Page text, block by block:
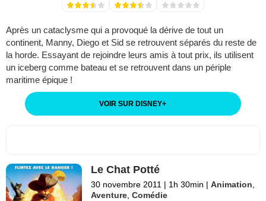
Après un cataclysme qui a provoqué la dérive de tout un
continent, Manny, Diego et Sid se retrouvent séparés du reste de
la horde. Essayant de rejoindre leurs amis à tout prix, ils utilisent
un iceberg comme bateau et se retrouvent dans un périple
maritime épique !
VOIR SUR DISNEY+
Le Chat Potté
30 novembre 2011 | 1h 30min | Animation
Aventure ,Comédie